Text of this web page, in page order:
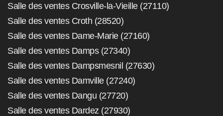
Salle des ventes Crosville-la-Vieille (27110)
Salle des ventes Croth (28520)
Salle des ventes Dame-Marie (27160)
Salle des ventes Damps (27340)
Salle des ventes Dampsmesnil (27630)
Salle des ventes Damville (27240)
Salle des ventes Dangu (27720)
Salle des ventes Dardez (27930)